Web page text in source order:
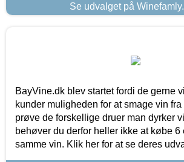
Se udvalget på
BayVine.dk blev startet fordi de gerne
kunder muligheden for at smage vin
prøve de forskellige druer man dyrker
behøver du derfor heller ikke at købe 6
samme vin. Klik her for at se deres